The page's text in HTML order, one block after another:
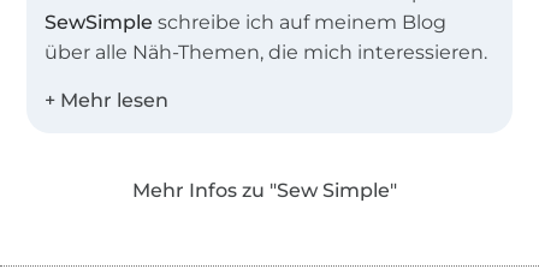
SewSimple schreibe ich auf meinem Blog
über alle Näh-Themen, die mich interessieren.
Zusammen mit meinem Team entwerfe ich
großen Größen und für Näh-Anfänger.
Was das Nähen für mich so spannend macht?
Mehr Infos zu "Sew Simple"